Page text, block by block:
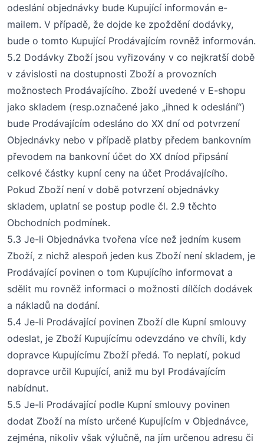
odeslání objednávky bude Kupující informován e-
mailem. V případě, že dojde ke zpoždění dodávky,
bude o tomto Kupující Prodávajícím rovněž informován.
5.2 Dodávky Zboží jsou vyřizovány v co nejkratší době
v závislosti na dostupnosti Zboží a provozních
možnostech Prodávajícího. Zboží uvedené v E-shopu
jako skladem (resp.označené jako „ihned k odeslání“)
bude Prodávajícím odesláno do XX dní od potvrzení
Objednávky nebo v případě platby předem bankovním
převodem na bankovní účet do XX dníod připsání
celkové částky kupní ceny na účet Prodávajícího.
Pokud Zboží není v době potvrzení objednávky
skladem, uplatní se postup podle čl. 2.9 těchto
Obchodních podmínek.
5.3 Je-li Objednávka tvořena více než jedním kusem
Zboží, z nichž alespoň jeden kus Zboží není skladem, je
Prodávající povinen o tom Kupujícího informovat a
sdělit mu rovněž informaci o možnosti dílčích dodávek
a nákladů na dodání.
5.4 Je-li Prodávající povinen Zboží dle Kupní smlouvy
odeslat, je Zboží Kupujícímu odevzdáno ve chvíli, kdy
dopravce Kupujícímu Zboží předá. To neplatí, pokud
dopravce určil Kupující, aniž mu byl Prodávajícím
nabídnut.
5.5 Je-li Prodávající podle Kupní smlouvy povinen
dodat Zboží na místo určené Kupujícím v Objednávce,
zejména, nikoliv však výlučně, na jím určenou adresu či